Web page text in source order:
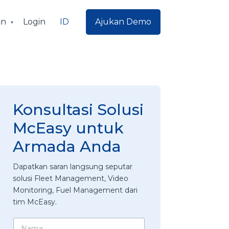
Login ID Ajukan Demo
Konsultasi Solusi
McEasy untuk
Armada Anda
Dapatkan saran langsung seputar
solusi Fleet Management, Video
Monitoring, Fuel Management dari
tim McEasy.
N